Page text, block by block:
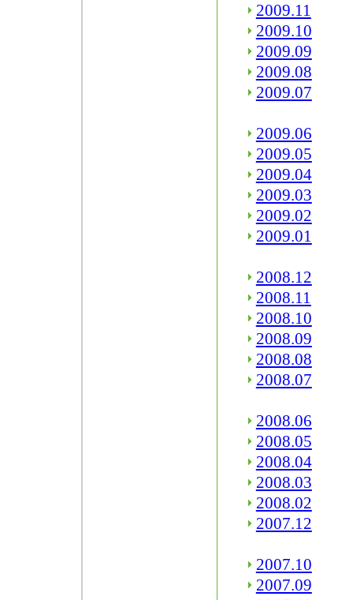
2009.11
2009.10
2009.09
2009.08
2009.07
2009.06
2009.05
2009.04
2009.03
2009.02
2009.01
2008.12
2008.11
2008.10
2008.09
2008.08
2008.07
2008.06
2008.05
2008.04
2008.03
2008.02
2007.12
2007.10
2007.09